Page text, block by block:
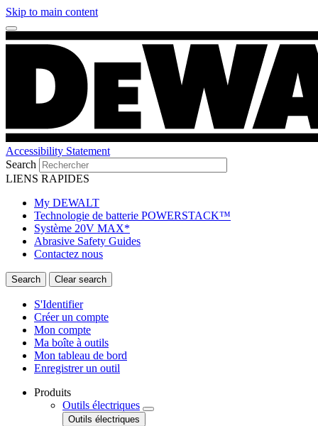
Skip to main content
Accessibility Statement
Search
LIENS RAPIDES
My DEWALT
Technologie de batterie POWERSTACK™
Système 20V MAX*
Abrasive Safety Guides
Contactez nous
S'Identifier
Créer un compte
Mon compte
Ma boîte à outils
Mon tableau de bord
Enregistrer un outil
Produits
Outils électriques
Outils électriques